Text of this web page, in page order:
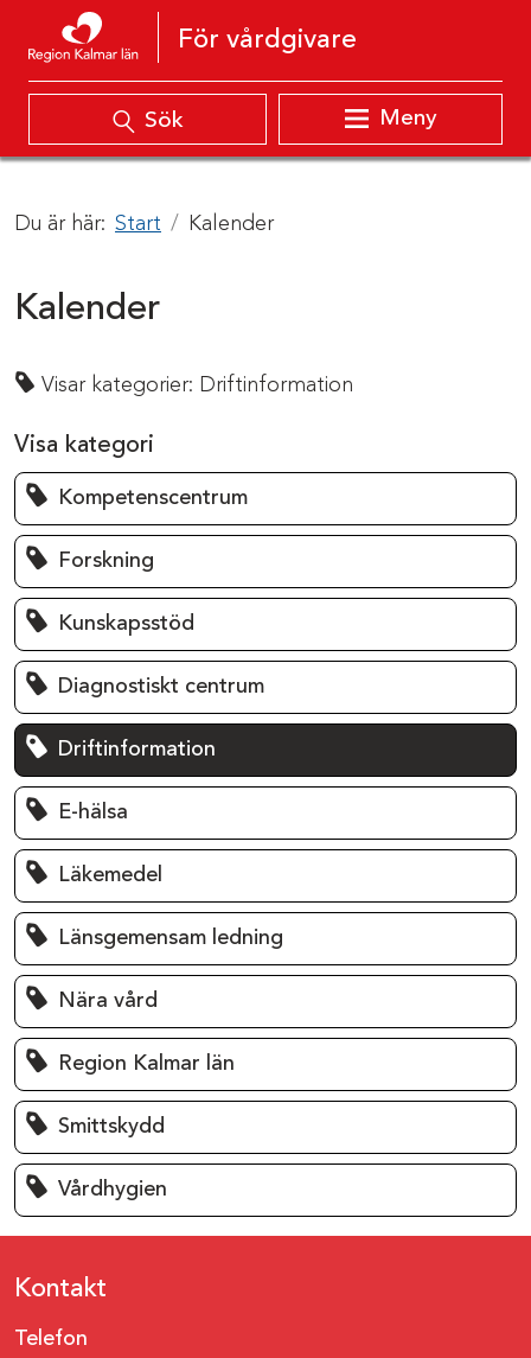
Hoppa till innehåll
För vårdgivare
Sök Meny
Du är här: Start Kalender
Kalender
Visar kategorier: Driftinformation
Visa kategori
Kompetenscentrum
Forskning
Kunskapsstöd
Diagnostiskt centrum
Driftinformation
E-hälsa
Läkemedel
Länsgemensam ledning
Nära vård
Region Kalmar län
Smittskydd
Vårdhygien
Kontakt
Telefon